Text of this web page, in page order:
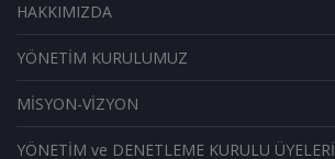
HAKKIMIZDA
YÖNETİM KURULUMUZ
MİSYON-VİZYON
YÖNETİM ve DENETLEME KURULU ÜYELERİ